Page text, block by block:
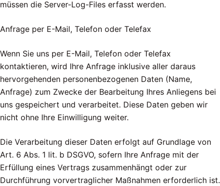
müssen die Server-Log-Files erfasst werden.
Anfrage per E-Mail, Telefon oder Telefax
Wenn Sie uns per E-Mail, Telefon oder Telefax
kontaktieren, wird Ihre Anfrage inklusive aller daraus
hervorgehenden personenbezogenen Daten (Name,
Anfrage) zum Zwecke der Bearbeitung Ihres Anliegens bei
uns gespeichert und verarbeitet. Diese Daten geben wir
nicht ohne Ihre Einwilligung weiter.
Die Verarbeitung dieser Daten erfolgt auf Grundlage von
Art. 6 Abs. 1 lit. b DSGVO, sofern Ihre Anfrage mit der
Erfüllung eines Vertrags zusammenhängt oder zur
Durchführung vorvertraglicher Maßnahmen erforderlich ist.